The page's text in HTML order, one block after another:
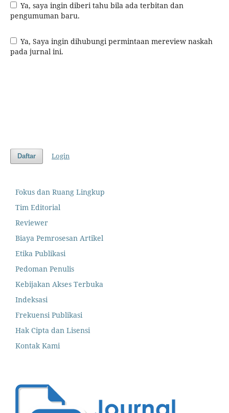
Ya, saya ingin diberi tahu bila ada terbitan dan
pengumuman baru.
Ya, Saya ingin dihubungi permintaan mereview naskah
pada jurnal ini.
Daftar Login
Fokus dan Ruang Lingkup
Tim Editorial
Reviewer
Biaya Pemrosesan Artikel
Etika Publikasi
Pedoman Penulis
Kebijakan Akses Terbuka
Indeksasi
Frekuensi Publikasi
Hak Cipta dan Lisensi
Kontak Kami